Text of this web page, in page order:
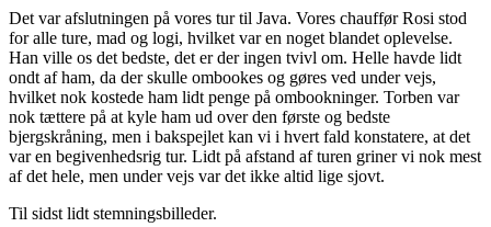
Det var afslutningen på vores tur til Java. Vores chauffør Rosi stod
for alle ture, mad og logi, hvilket var en noget blandet oplevelse.
Han ville os det bedste, det er der ingen tvivl om. Helle havde lidt
ondt af ham, da der skulle ombookes og gøres ved under vejs,
hvilket nok kostede ham lidt penge på ombookninger. Torben var
nok tættere på at kyle ham ud over den første og bedste
bjergskråning, men i bakspejlet kan vi i hvert fald konstatere, at det
var en begivenhedsrig tur. Lidt på afstand af turen griner vi nok mest
af det hele, men under vejs var det ikke altid lige sjovt.
Til sidst lidt stemningsbilleder.